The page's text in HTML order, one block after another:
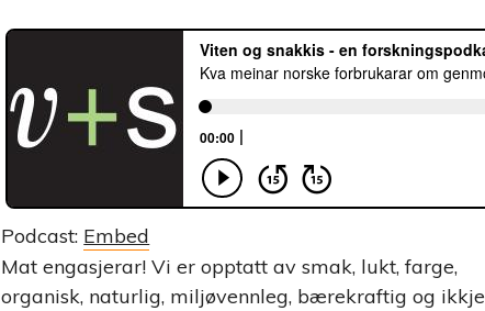
Podcast: Embed
Mat engasjerar! Vi er opptatt av smak, lukt, farge,
organisk, naturlig, miljøvennleg, bærekraftig og ikkje